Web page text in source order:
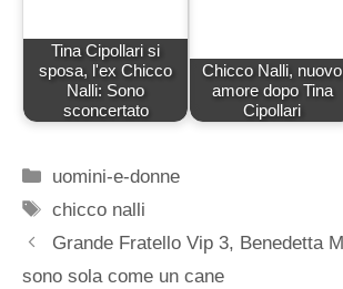
Tina Cipollari si
sposa, l'ex Chicco
Nalli: Sono
sconcertato
Chicco Nalli, nuovo
amore dopo Tina
Cipollari
Categorie
uomini-e-donne
Tag
chicco nalli
Grande Fratello Vip 3, Benedetta
sono sola come un cane